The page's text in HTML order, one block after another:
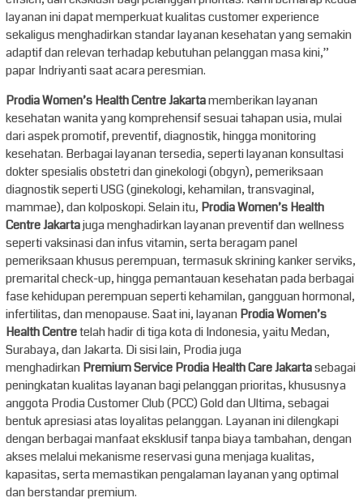
layanan ini dapat memperkuat kualitas customer experience
sekaligus menghadirkan standar layanan kesehatan yang semakin
adaptif dan relevan terhadap kebutuhan pelanggan masa kini,”
papar Indriyanti saat acara peresmian.
Prodia Women’s Health Centre Jakartamemberikan layanan
kesehatan wanita yang komprehensif sesuai tahapan usia, mulai
dari aspek promotif, preventif, diagnostik, hingga monitoring
kesehatan. Berbagai layanan tersedia, seperti layanan konsultasi
dokter spesialis obstetri dan ginekologi (obgyn), pemeriksaan
diagnostik seperti USG (ginekologi, kehamilan, transvaginal,
mammae), dan kolposkopi. Selain itu, Prodia Women’s Health
Centre Jakartajuga menghadirkan layanan preventif dan wellness
seperti vaksinasi dan infus vitamin, serta beragam panel
pemeriksaan khusus perempuan, termasuk skrining kanker serviks,
premarital check-up, hingga pemantauan kesehatan pada berbagai
fase kehidupan perempuan seperti kehamilan, gangguan hormonal,
infertilitas, dan menopause. Saat ini, layananProdia Women’s
Health Centretelah hadir di tiga kota di Indonesia, yaitu Medan,
Surabaya, dan Jakarta. Di sisi lain, Prodia juga
menghadirkanPremium Service Prodia Health Care Jakartasebagai
peningkatan kualitas layanan bagi pelanggan prioritas, khususnya
anggota Prodia Customer Club (PCC) Gold dan Ultima, sebagai
bentuk apresiasi atas loyalitas pelanggan. Layanan ini dilengkapi
dengan berbagai manfaat eksklusif tanpa biaya tambahan, dengan
akses melalui mekanisme reservasi guna menjaga kualitas,
kapasitas, serta memastikan pengalaman layanan yang optimal
dan berstandar premium.